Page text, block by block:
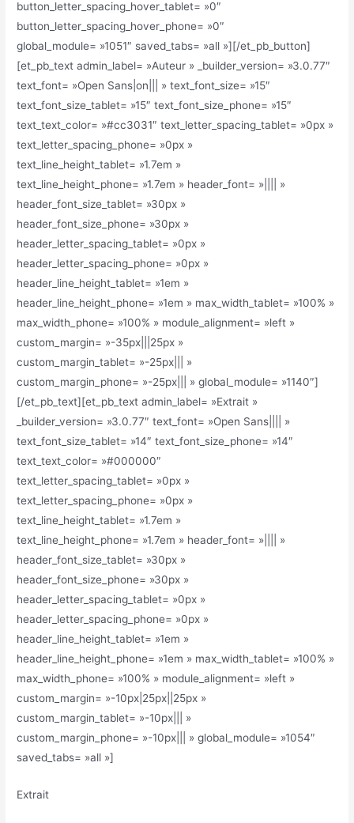
button_letter_spacing_hover_tablet= »0″
button_letter_spacing_hover_phone= »0″
global_module= »1051″ saved_tabs= »all »][/et_pb_button]
[et_pb_text admin_label= »Auteur » _builder_version= »3.0.77″
text_font= »Open Sans|on||| » text_font_size= »15″
text_font_size_tablet= »15″ text_font_size_phone= »15″
text_text_color= »#cc3031″ text_letter_spacing_tablet= »0px »
text_letter_spacing_phone= »0px »
text_line_height_tablet= »1.7em »
text_line_height_phone= »1.7em » header_font= »|||| »
header_font_size_tablet= »30px »
header_font_size_phone= »30px »
header_letter_spacing_tablet= »0px »
header_letter_spacing_phone= »0px »
header_line_height_tablet= »1em »
header_line_height_phone= »1em » max_width_tablet= »100% »
max_width_phone= »100% » module_alignment= »left »
custom_margin= »-35px|||25px »
custom_margin_tablet= »-25px||| »
custom_margin_phone= »-25px||| » global_module= »1140″]
[/et_pb_text][et_pb_text admin_label= »Extrait »
_builder_version= »3.0.77″ text_font= »Open Sans|||| »
text_font_size_tablet= »14″ text_font_size_phone= »14″
text_text_color= »#000000″
text_letter_spacing_tablet= »0px »
text_letter_spacing_phone= »0px »
text_line_height_tablet= »1.7em »
text_line_height_phone= »1.7em » header_font= »|||| »
header_font_size_tablet= »30px »
header_font_size_phone= »30px »
header_letter_spacing_tablet= »0px »
header_letter_spacing_phone= »0px »
header_line_height_tablet= »1em »
header_line_height_phone= »1em » max_width_tablet= »100% »
max_width_phone= »100% » module_alignment= »left »
custom_margin= »-10px|25px||25px »
custom_margin_tablet= »-10px||| »
custom_margin_phone= »-10px||| » global_module= »1054″
saved_tabs= »all »]
Extrait